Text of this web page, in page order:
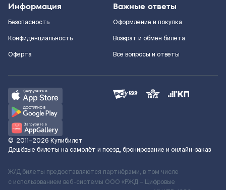
Информация
Безопасность
Конфиденциальность
Оферта
Важные ответы
Оформление и покупка
Возврат и обмен билета
Все вопросы и ответы
© 2011–2026 Купибилет
Дешёвые билеты на самолёт и поезд, бронирование и онлайн-заказ
Ж/Д билеты предоставляются партнёрами, в том числе
с использованием веб-системы ООО «РЖД – Цифровые